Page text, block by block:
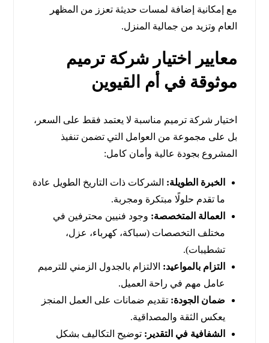
مع إمكانية إضافة لمسات حديثة تعزز من المظهر
العام وتزيد من جمالية المنزل.
معايير اختيار شركة ترميم
موثوقة في أم القيوين
اختيار شركة ترميم مناسبة لا يعتمد فقط على السعر،
بل على مجموعة من العوامل التي تضمن تنفيذ
المشروع بجودة عالية وأمان كامل:
الخبرة الطويلة: الشركات ذات التاريخ الطويل عادة
ما تقدم حلولًا مبتكرة ومجربة.
العمالة المتخصصة: وجود فنيين محترفين في
مختلف التخصصات (سباكة، كهرباء، عزل،
تشطيبات).
التزام بالمواعيد: الالتزام بالجدول الزمني للترميم
عامل مهم في راحة العميل.
ضمان الجودة: تقديم ضمانات على العمل المنجز
يعكس الثقة والمصداقية.
الشفافية في التقدير: توضيح التكاليف بشكل